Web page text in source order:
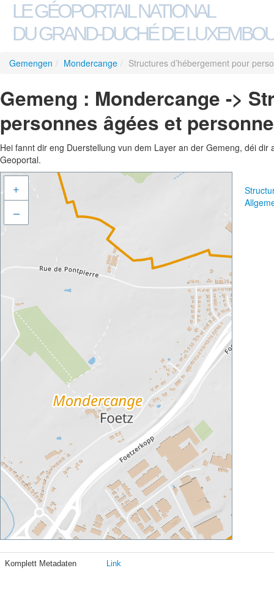
LE GÉOPORTAIL NATIONAL
DU GRAND-DUCHÉ DE
Gemengen / Mondercange / Structures d’hébergement pour
Gemeng : Mondercange ->
personnes âgées et
Hei fannt dir eng Duerstellung vun dem Layer an der Gemeng, déi
Geoportal.
+
–
Komplett Metadaten Link